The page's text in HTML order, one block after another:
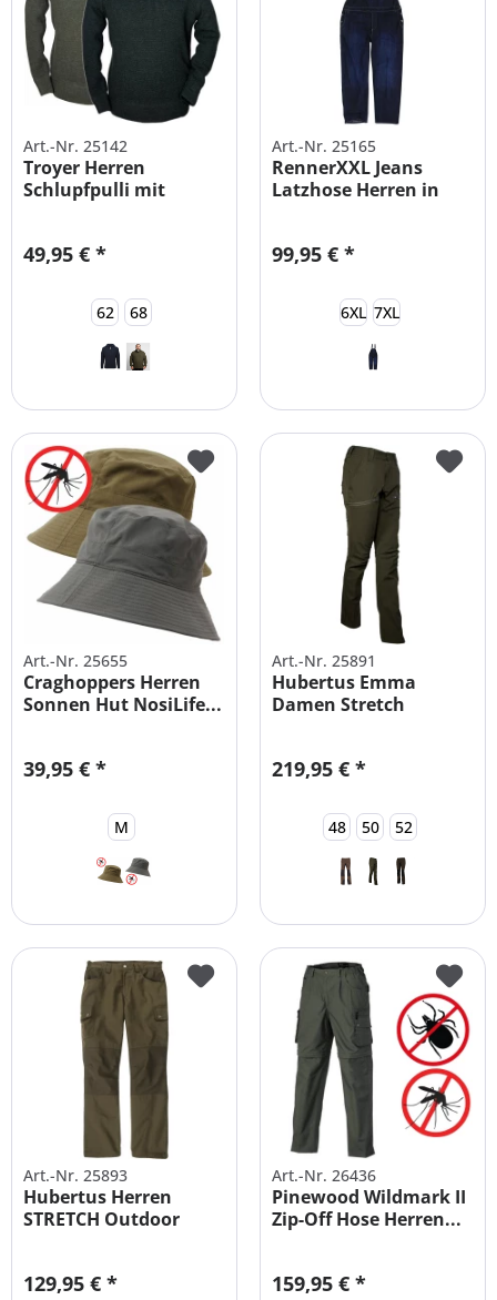
Art.-Nr. 25142
Troyer Herren
Schlupfpulli mit
49,95 € *
62 68
Art.-Nr. 25165
RennerXXL Jeans
Latzhose Herren in
99,95 € *
6XL 7XL
Art.-Nr. 25655
Craghoppers Herren
Sonnen Hut NosiLife...
39,95 € *
M
Art.-Nr. 25891
Hubertus Emma
Damen Stretch
219,95 € *
48 50 52
Art.-Nr. 25893
Hubertus Herren
STRETCH Outdoor
129,95 € *
Art.-Nr. 26436
Pinewood Wildmark II
Zip-Off Hose Herren...
159,95 € *